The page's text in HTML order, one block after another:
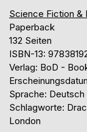
Science Fiction &
Paperback
132 Seiten
ISBN-13:
Verlag: BoD -
Sprache: Deutsch
Schlagworte:
London